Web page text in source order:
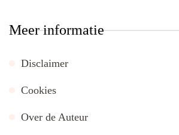
Meer informatie
Disclaimer
Cookies
Over de Auteur